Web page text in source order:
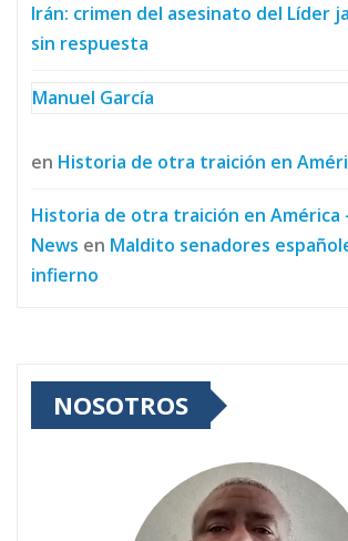
Irán: crimen del asesinato del Líder
sin respuesta
Manuel García
en Historia de otra traición en
Historia de otra traición en América
News en Maldito senadores
infierno
NOSOTROS